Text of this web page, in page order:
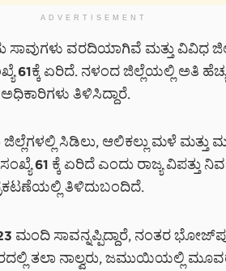
ADVERTISEMENT
ಸಾವುಗಳು ವರದಿಯಾಗಿವೆ ಮತ್ತು ವಿವಿಧ
61ಕ್ಕೆ ಏರಿದೆ. ನಳಂದ ಜಿಲ್ಲೆಯಲ್ಲಿ ಅತಿ
ತಿಳಿಸಿದ್ದಾರೆ.
ಸಿಡಿಲು, ಆಲಿಕಲ್ಲು ಮಳೆ
61 ಕ್ಕೆ ಏರಿದೆ ಎಂದು ರಾಜ್ಯ ವಿಪತ್ತು
ತಿಳಿದುಬಂದಿದೆ.
ಮಂದಿ ಸಾವನ್ನಪ್ಪಿದ್ದಾರೆ, ನಂತರ
ತಲಾ ನಾಲ್ವರು, ಜಮುಯಿಯಲ್ಲಿ